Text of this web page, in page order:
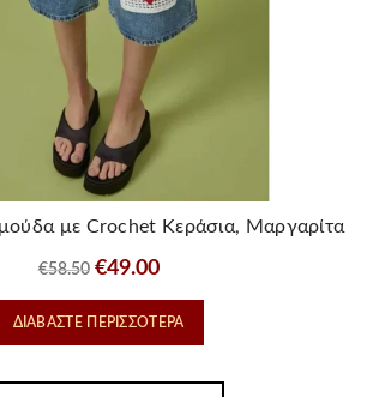
με Crochet Κεράσια, Μαργαρίτα
€58.50 Original
price
was:
€49.00Η
τρέχουσα
τιμή
€49.00.
ΔΙΑΒΆΣΤΕ ΠΕΡΙΣΣΌΤΕΡΑ